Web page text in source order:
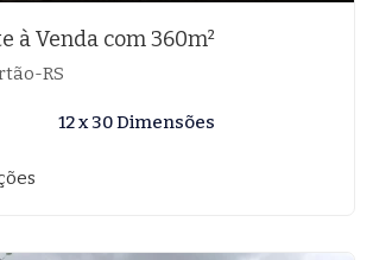
à Venda com 360m²
RS
12 x 30 Dimensões